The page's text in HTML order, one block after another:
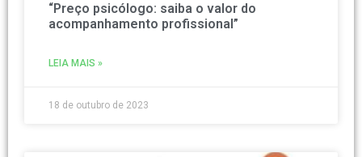
“Preço psicólogo: saiba o valor do
acompanhamento profissional”
LEIA MAIS »
18 de outubro de 2023